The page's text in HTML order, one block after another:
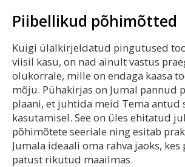
Piibellikud põhimõtted
Kuigi ülalkirjeldatud pingutused
viisil kasu, on nad ainult vastus
olukorrale, mille on endaga kaasa
mõju. Pühakirjas on Jumal pannud
plaani, et juhtida meid Tema antud
kasutamisel. See on üles ehitatud
põhimõtete seeriale ning esitab
Jumala ideaali oma rahva jaoks, kes
patust rikutud maailmas.